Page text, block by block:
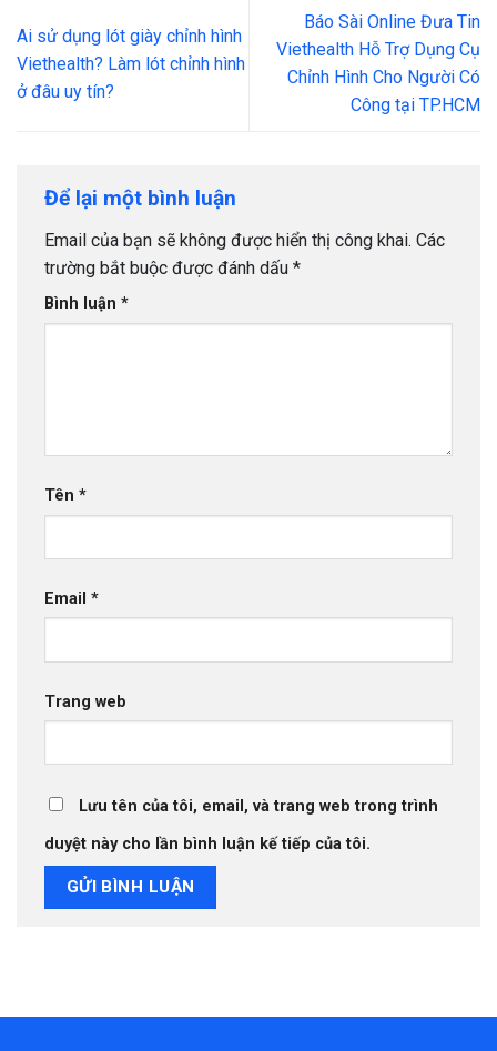
Ai sử dụng lót giày chỉnh hình
Viethealth? Làm lót chỉnh hình
ở đâu uy tín?
Báo Sài Online Đưa Tin
Viethealth Hỗ Trợ Dụng Cụ
Chỉnh Hình Cho Người Có
Công tại TP.HCM
Để lại một bình luận
Email của bạn sẽ không được hiển thị công khai. Các
trường bắt buộc được đánh dấu *
Bình luận *
Tên *
Email *
Trang web
Lưu tên của tôi, email, và trang web trong trình
duyệt này cho lần bình luận kế tiếp của tôi.